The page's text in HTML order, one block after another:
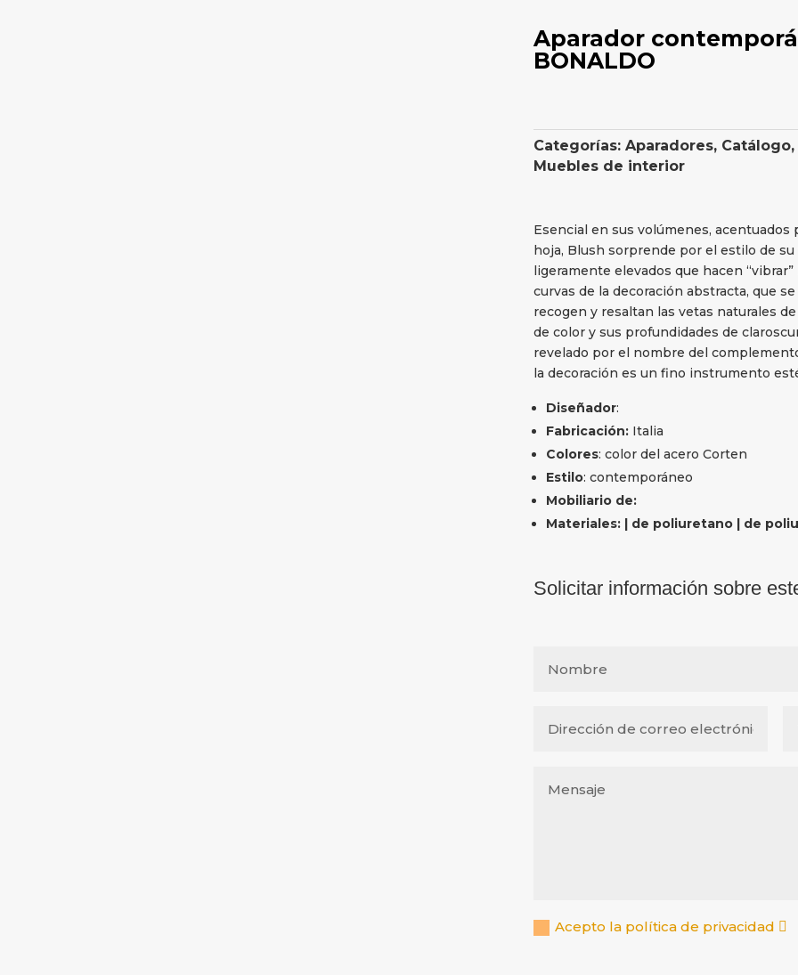
Aparador
BONALDO
Categorías: Aparadores, Catálogo,
Muebles de interior
Esencial en sus volúmenes, acentuados
hoja, Blush sorprende por el estilo de
ligeramente elevados que hacen
curvas de la decoración abstracta, que
recogen y resaltan las vetas naturales
de color y sus profundidades de
revelado por el nombre del
la decoración es un fino instrumento
Diseñador:
Fabricación:Italia
Colores: color del acero Corten
Estilo: contemporáneo
Mobiliario de:
Materiales: | de poliuretano | de
Solicitar información sobre
Acepto la política de privacidad